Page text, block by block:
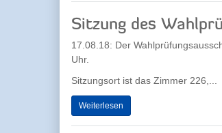
Sitzung des
17.08.18: Der
Uhr.
Sitzungsort ist das Zimmer 226,...
Weiterlesen